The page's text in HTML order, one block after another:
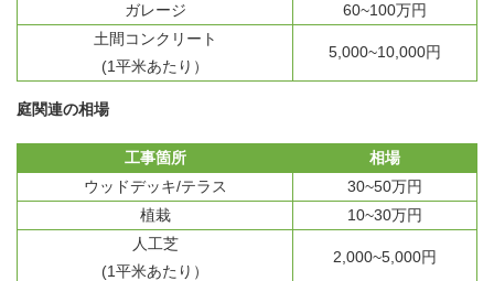
ガレージ
60~100万円
土間コンクリート
(1平米あたり）
5,000~10,000円
庭関連の相場
工事箇所
相場
ウッドデッキ/テラス
30~50万円
植栽
10~30万円
人工芝
(1平米あたり）
2,000~5,000円